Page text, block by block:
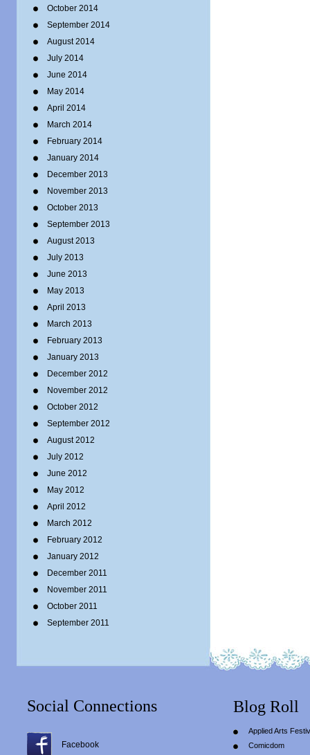
October 2014
September 2014
August 2014
July 2014
June 2014
May 2014
April 2014
March 2014
February 2014
January 2014
December 2013
November 2013
October 2013
September 2013
August 2013
July 2013
June 2013
May 2013
April 2013
March 2013
February 2013
January 2013
December 2012
November 2012
October 2012
September 2012
August 2012
July 2012
June 2012
May 2012
April 2012
March 2012
February 2012
January 2012
December 2011
November 2011
October 2011
September 2011
Social Connections
Facebook
Blog Roll
Applied Arts
Comicdom